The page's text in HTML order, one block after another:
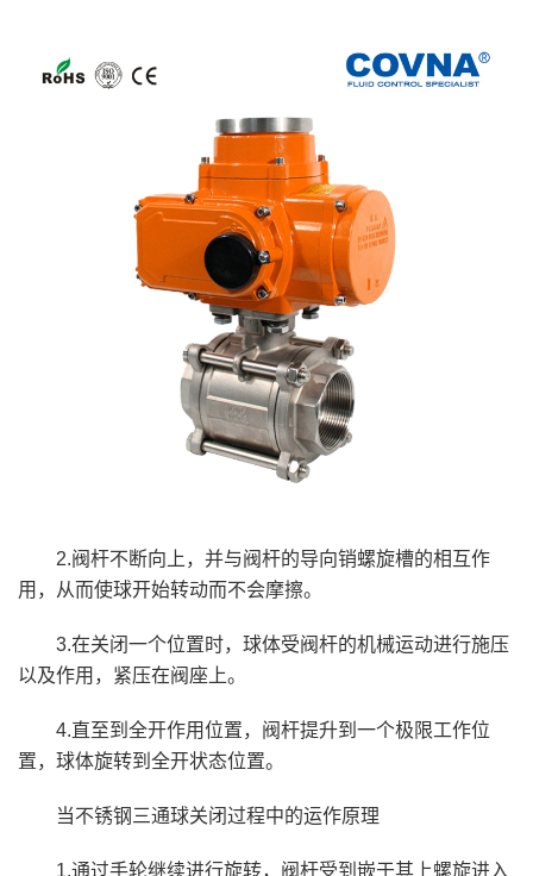
2.阀杆不断向上，并与阀杆的导向销螺旋槽的相互作
用，从而使球开始转动而不会摩擦。
3.在关闭一个位置时，球体受阀杆的机械运动进行施压
以及作用，紧压在阀座上。
4.直至到全开作用位置，阀杆提升到一个极限工作位
置，球体旋转到全开状态位置。
当不锈钢三通球关闭过程中的运作原理
1.通过手轮继续进行旋转，阀杆受到嵌于其上螺旋进入